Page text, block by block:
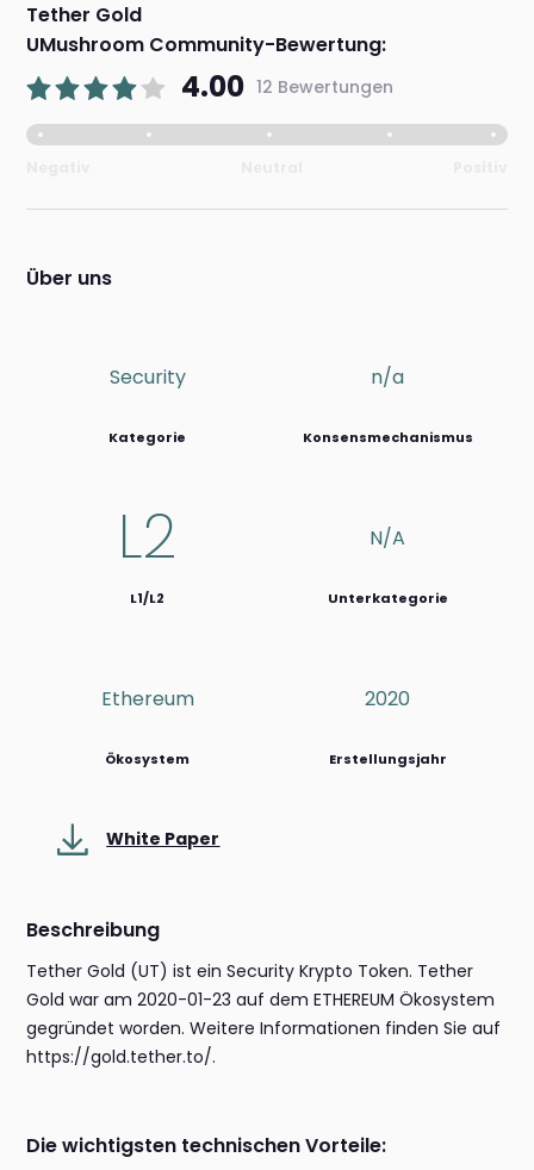
Tether Gold
UMushroom Community-Bewertung:
4.00 12 Bewertungen
Über uns
Security
Kategorie
n/a
Konsensmechanismus
L2
L1/L2
N/a
Unterkategorie
Ethereum
Ökosystem
2020
Erstellungsjahr
White Paper
Beschreibung
Tether Gold (UT) ist ein Security Krypto Token. Tether
Gold war am 2020-01-23 auf dem ETHEREUM Ökosystem
gegründet worden. Weitere Informationen finden Sie auf
https://gold.tether.to/.
Die wichtigsten technischen Vorteile: